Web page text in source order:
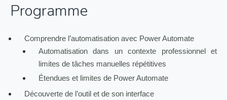
Programme
Comprendre l’automatisation avec Power Automate
Automatisation dans un contexte professionnel et
limites de tâches manuelles répétitives
Étendues et limites de Power Automate
Découverte de l’outil et de son interface